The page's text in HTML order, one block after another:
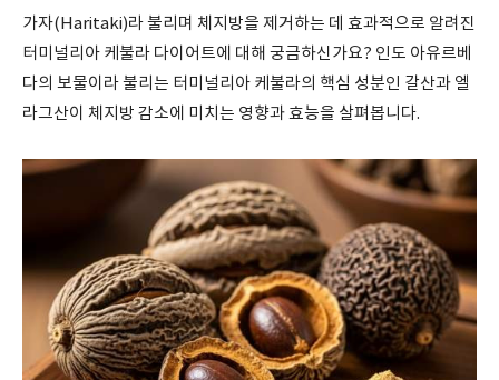
가자(Haritaki)라 불리며 체지방을 제거하는 데 효과적으로 알려진
터미널리아 케불라 다이어트에 대해 궁금하신가요? 인도 아유르베
다의 보물이라 불리는 터미널리아 케불라의 핵심 성분인 갈산과 엘
라그산이 체지방 감소에 미치는 영향과 효능을 살펴봅니다.